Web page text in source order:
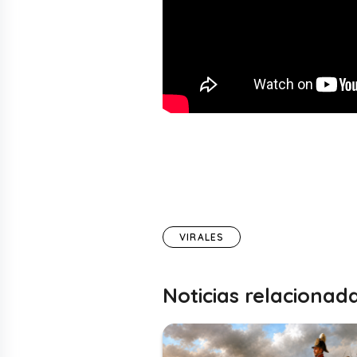
VIRALES
Noticias